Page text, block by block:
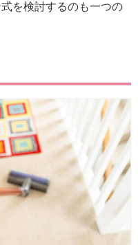
を検討するのも一つの